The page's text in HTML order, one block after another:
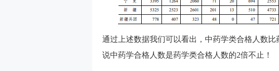
通过上述数据我们可以看出，中药学类合格人数比
说中药学合格人数是药学类合格人数的2倍不止！